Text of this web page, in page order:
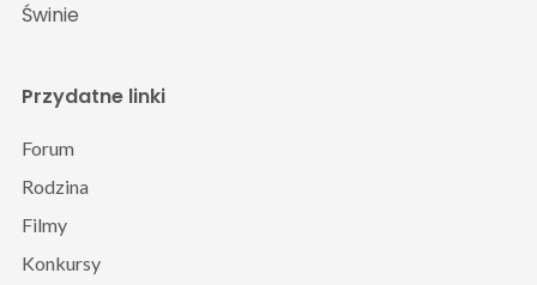
Świnie
Przydatne linki
Forum
Rodzina
Filmy
Konkursy